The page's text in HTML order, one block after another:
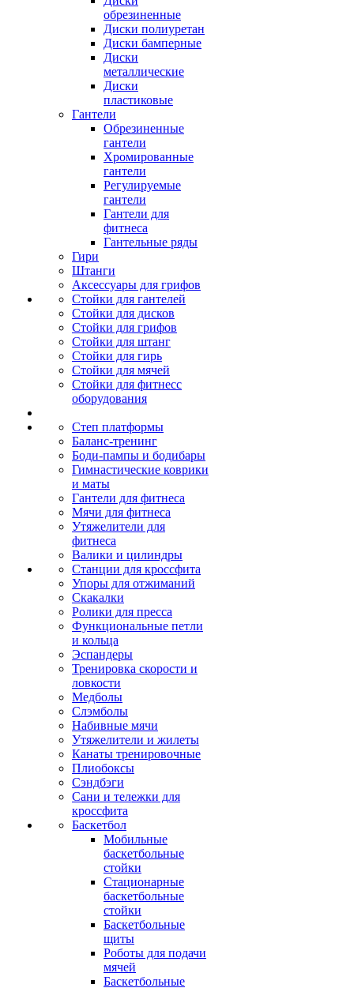
обрезиненные
Диски полиуретан
Диски бамперные
Диски
металлические
Диски
пластиковые
Гантели
Обрезиненные
гантели
Хромированные
гантели
Регулируемые
гантели
Гантели для
фитнеса
Гантельные ряды
Гири
Штанги
Аксессуары для грифов
Стойки для гантелей
Стойки для дисков
Стойки для грифов
Стойки для штанг
Стойки для гирь
Стойки для мячей
Стойки для фитнесс
оборудования
Степ платформы
Баланс-тренинг
Боди-пампы и бодибары
Гимнастические коврики
и маты
Гантели для фитнеса
Мячи для фитнеса
Утяжелители для
фитнеса
Валики и цилиндры
Станции для кроссфита
Упоры для отжиманий
Скакалки
Ролики для пресса
Функциональные петли
и кольца
Эспандеры
Тренировка скорости и
ловкости
Медболы
Слэмболы
Набивные мячи
Утяжелители и жилеты
Канаты тренировочные
Плиобоксы
Сэндбэги
Сани и тележки для
кроссфита
Баскетбол
Мобильные
баскетбольные
стойки
Стационарные
баскетбольные
стойки
Баскетбольные
щиты
Роботы для подачи
мячей
Баскетбольные